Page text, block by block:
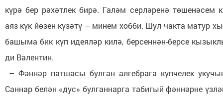
күрә бер рәхәтлек бирә. Галәм серләренә төшенәсем
аяз күк йөзен күзәтү – минем хобби. Шул чакта матур
башыма бик күп идеяләр килә, берсеннән-берсе
ди Валентин.
– Фәннәр патшасы булган алгебрага күпчелек
Саннар белән «дус» булганнарга табигый фәннәрне